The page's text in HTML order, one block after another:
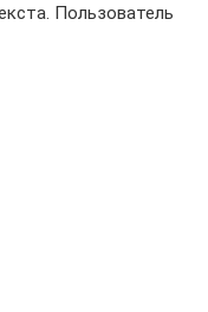
Пользователь